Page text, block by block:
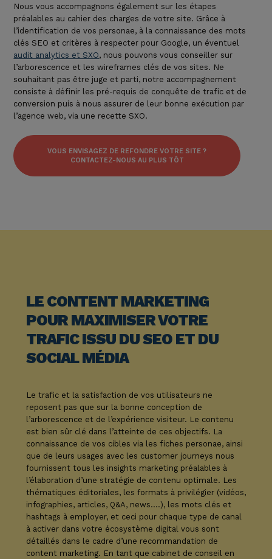
Nous vous accompagnons également sur les étapes
préalables au cahier des charges de votre site. Grâce à
l’identification de vos personae, à la connaissance des mots
clés SEO et critères à respecter pour Google, un éventuel
audit analytics et SXO, nous pouvons vous conseiller sur
l’arborescence et les wireframes clés de vos sites. Ne
souhaitant pas être juge et parti, notre accompagnement
consiste à définir les pré-requis de conquête de trafic et de
conversion puis à nous assurer de leur bonne exécution par
l’agence web, via une recette SXO.
VOUS ENVISAGEZ DE REFONDRE VOTRE SITE ?
CONTACTEZ-NOUS AU PLUS TÔT
LE CONTENT MARKETING
POUR MAXIMISER VOTRE
TRAFIC ISSU DU SEO ET DU
SOCIAL MÉDIA
Le trafic et la satisfaction de vos utilisateurs ne
reposent pas que sur la bonne conception de
l’arborescence et de l’expérience visiteur. Le contenu
est bien sûr clé dans l’atteinte de ces objectifs. La
connaissance de vos cibles via les fiches personae, ainsi
que de leurs usages avec les customer journeys nous
fournissent tous les insights marketing préalables à
l’élaboration d’une stratégie de contenu optimale. Les
thématiques éditoriales, les formats à privilégier (vidéos,
infographies, articles, Q&A, news….), les mots clés et
hashtags à employer, et ceci pour chaque type de canal
à activer dans votre écosystème digital vous sont
détaillés dans le cadre d’une recommandation de
content marketing. En tant que cabinet de conseil en